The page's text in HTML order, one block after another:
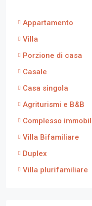
Appartamento
Villa
Porzione di casa
Casale
Casa singola
Agriturismi e B&B
Complesso
Villa Bifamiliare
Duplex
Villa plurifamiliare